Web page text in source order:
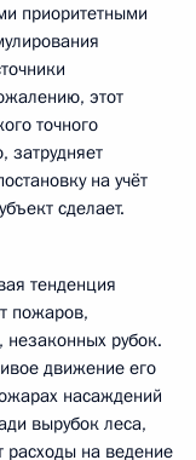
приоритетными
этот
точного
затрудняет
на учёт
сделает.
тенденция
пожаров,
незаконных рубок.
движение его
насаждений
вырубок леса,
на ведение